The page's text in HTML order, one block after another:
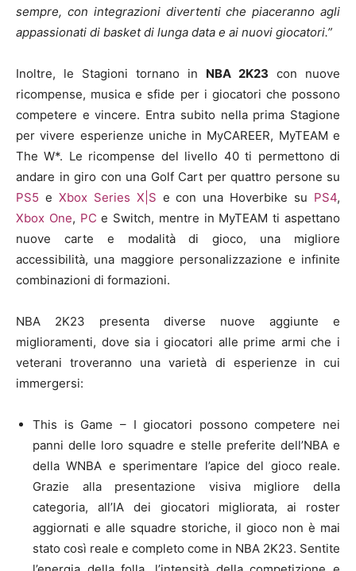
sempre, con integrazioni divertenti che piaceranno agli
appassionati di basket di lunga data e ai nuovi giocatori.”
Inoltre, le Stagioni tornano in NBA 2K23 con nuove
ricompense, musica e sfide per i giocatori che possono
competere e vincere. Entra subito nella prima Stagione
per vivere esperienze uniche in MyCAREER, MyTEAM e
The W*. Le ricompense del livello 40 ti permettono di
andare in giro con una Golf Cart per quattro persone su
PS5 e Xbox Series X|S e con una Hoverbike su PS4,
Xbox One, PC e Switch, mentre in MyTEAM ti aspettano
nuove carte e modalità di gioco, una migliore
accessibilità, una maggiore personalizzazione e infinite
combinazioni di formazioni.
NBA 2K23 presenta diverse nuove aggiunte e
miglioramenti, dove sia i giocatori alle prime armi che i
veterani troveranno una varietà di esperienze in cui
immergersi:
This is Game – I giocatori possono competere nei
panni delle loro squadre e stelle preferite dell’NBA e
della WNBA e sperimentare l’apice del gioco reale.
Grazie alla presentazione visiva migliore della
categoria, all’IA dei giocatori migliorata, ai roster
aggiornati e alle squadre storiche, il gioco non è mai
stato così reale e completo come in NBA 2K23. Sentite